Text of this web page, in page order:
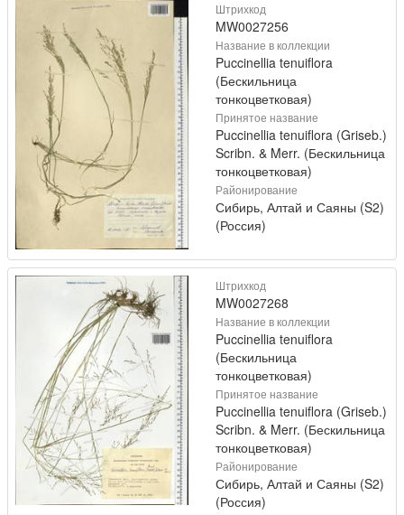
Штрихкод
MW0027256
Название в коллекции
Puccinellia tenuiflora
(Бескильница
тонкоцветковая)
Принятое название
Puccinellia tenuiflora (Griseb.)
Scribn. & Merr. (Бескильница
тонкоцветковая)
Районирование
Сибирь, Алтай и Саяны (S2)
(Россия)
Штрихкод
MW0027268
Название в коллекции
Puccinellia tenuiflora
(Бескильница
тонкоцветковая)
Принятое название
Puccinellia tenuiflora (Griseb.)
Scribn. & Merr. (Бескильница
тонкоцветковая)
Районирование
Сибирь, Алтай и Саяны (S2)
(Россия)